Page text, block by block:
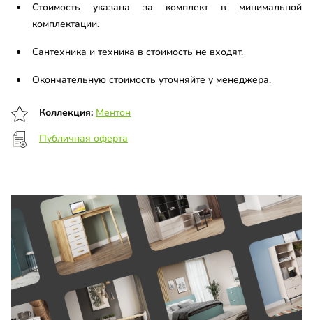
Стоимость указана за комплект в минимальной
комплектации.
Сантехника и техника в стоимость не входят.
Окончательную стоимость уточняйте у менеджера.
Коллекция: Ментон
Публичная оферта